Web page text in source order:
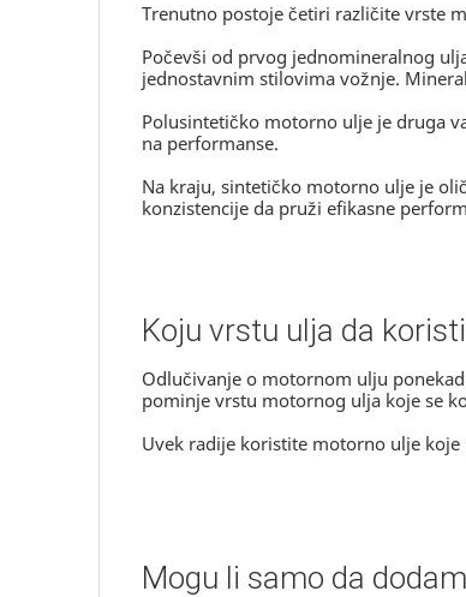
Trenutno postoje četiri različite vrste
Počevši od prvog jednomineralnog
jednostavnim stilovima vožnje.
Polusintetičko motorno ulje je druga
na performanse.
Na kraju, sintetičko motorno ulje je
konzistencije da pruži efikasne
Koju vrstu ulja da
Odlučivanje o motornom ulju
pominje vrstu motornog ulja koje se
Uvek radije koristite motorno ulje
Mogu li samo da